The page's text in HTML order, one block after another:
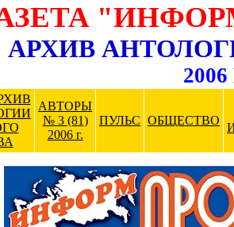
АРХИВ
АВТОРЫ
№ 3 (81)
2006 г.
ПУЛЬС ОБЩЕСТВО